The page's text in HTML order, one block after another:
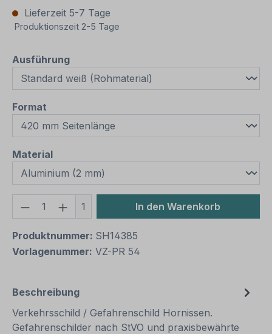
Lieferzeit 5-7 Tage
Produktionszeit 2-5 Tage
Ausführungauswählen
Format
Materialauswählen
Produkt Anzahl: Gib den
1 In den Warenkorb
Produktnummer: SH14385
Vorlagenummer: VZ-PR 54
Beschreibung
Verkehrsschild / Gefahrenschild Hornissen.
Gefahrenschilder nach StVO und praxisbewährte